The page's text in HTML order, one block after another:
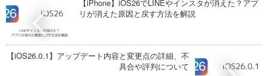
【iPhone】iOS26でLINEやインスタが消えた？アプ
リが消えた原因と戻す方法を解説
【iOS26.0.1】アップデート内容と変更点の詳細、不
具合や評判について